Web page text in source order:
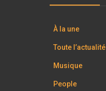
À la une
Toute l’actualité
Musique
People